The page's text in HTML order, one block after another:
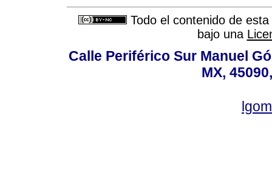
Todo el contenido de
bajo una
Calle Periférico Sur Manuel
MX,